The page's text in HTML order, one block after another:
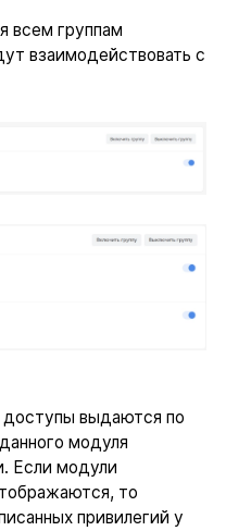
всем группам
взаимодействовать с
выдаются по
модуля
Если модули
то
привилегий у